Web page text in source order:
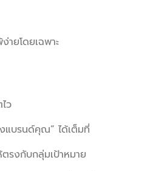
ายโดยเฉพาะ
ว
แบรนด์คุณ” ได้เต็มที่
รงกับกลุ่มเป้าหมาย